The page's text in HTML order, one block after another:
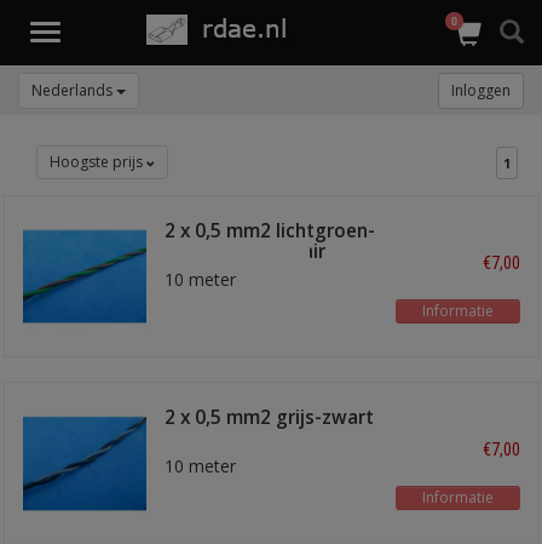
Toggle
0
Nederlands Inloggen
Hoogste prijs 1
2 x 0,5 mm2 lichtgroen-
bruin twisted pair
10 meter
€7,00
Informatie
2 x 0,5 mm2 grijs-zwart
10 meter
€7,00
Informatie